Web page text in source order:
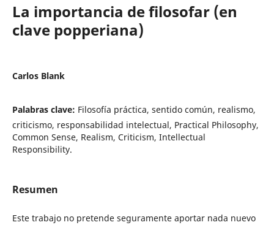
La importancia de filosofar (en
clave popperiana)
Carlos Blank
Palabras clave: Filosofía práctica, sentido común, realismo,
criticismo, responsabilidad intelectual, Practical Philosophy,
Common Sense, Realism, Criticism, Intellectual
Responsibility.
Resumen
Este trabajo no pretende seguramente aportar nada nuevo